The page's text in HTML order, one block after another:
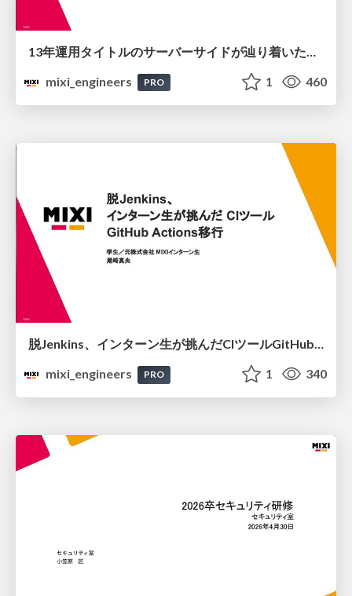
13年運用タイトルのサーバーサイドが辿り着いた現在地 ― モンスターストライクにおける技術・組織・AI活用から得た知見
mixi_engineers
PRO 1 460
脱Jenkins、インターン生が挑んだCIツールGitHubActions移行
mixi_engineers
PRO 1 340